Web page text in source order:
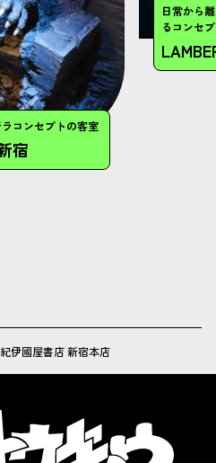
紀伊國屋書店 新宿本店